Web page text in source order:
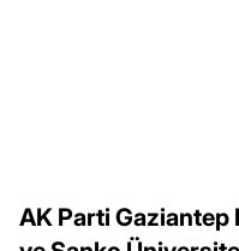
AK Parti